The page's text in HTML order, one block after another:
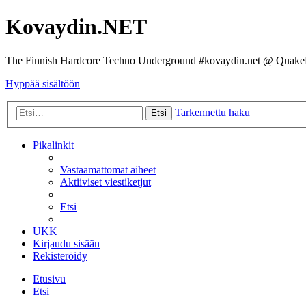
Kovaydin.NET
The Finnish Hardcore Techno Underground #kovaydin.net @
Hyppää sisältöön
Etsi Tarkennettu haku
Pikalinkit
Vastaamattomat aiheet
Aktiiviset viestiketjut
Etsi
UKK
Kirjaudu sisään
Rekisteröidy
Etusivu
Etsi